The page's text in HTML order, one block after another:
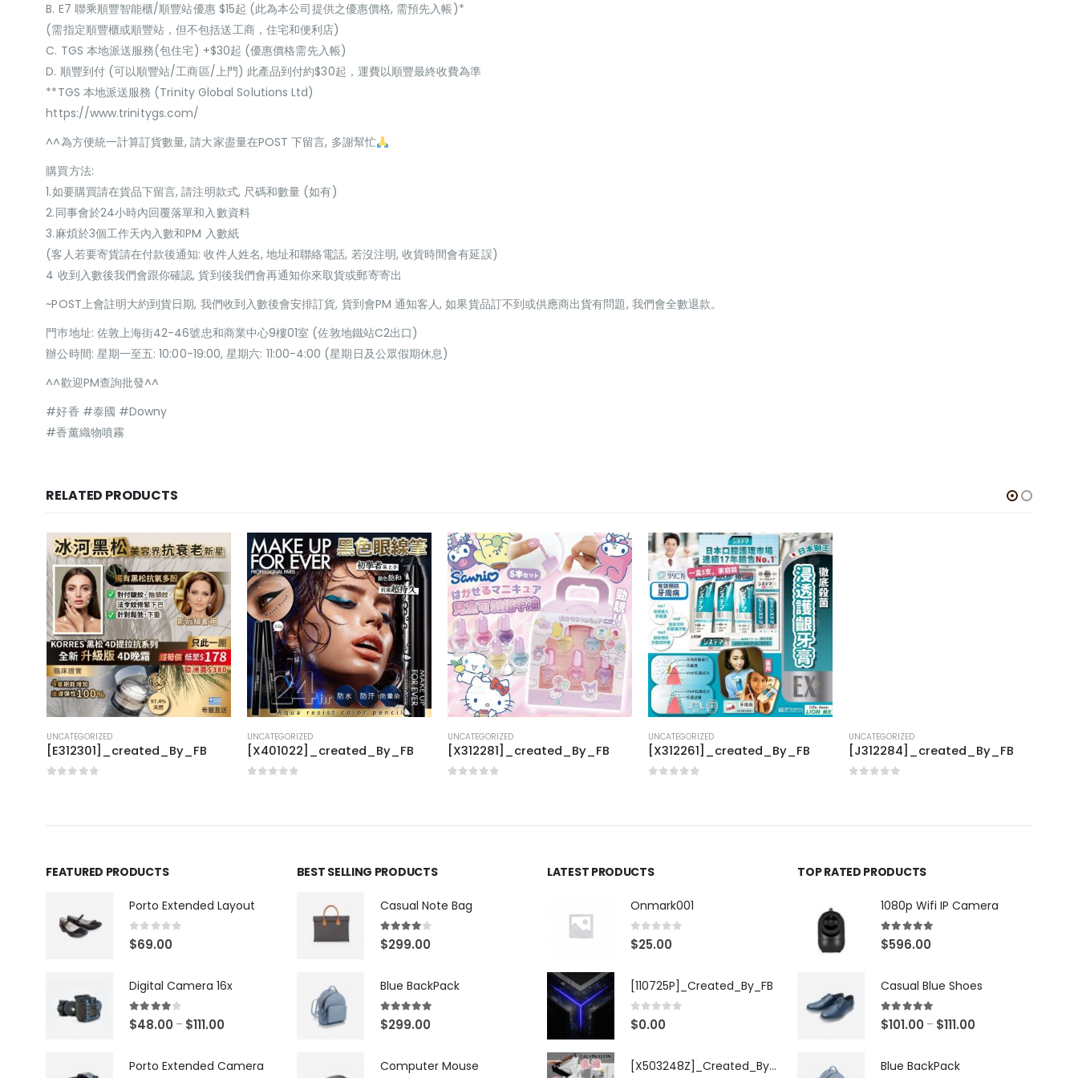
B. E7 聯乘順豐智能櫃/順豐站優惠 $15起 (此為本公司提供之優惠價格, 需預先入帳)*
(需指定順豐櫃或順豐站，但不包括送工商，住宅和便利店)
C. TGS 本地派送服務(包住宅) +$30起 (優惠價格需先入帳)
D. 順豐到付 (可以順豐站/工商區/上門) 此產品到付約$30起，運費以順豐最終收費為準
**TGS 本地派送服務 (Trinity Global Solutions Ltd)
https://www.trinitygs.com/
^^為方便統一計算訂貨數量, 請大家盡量在POST 下留言, 多謝幫忙
購買方法:
1.如要購買請在貨品下留言, 請注明款式, 尺碼和數量 (如有)
2.同事會於24小時內回覆落單和入數資料
3.麻煩於3個工作天內入數和PM 入數紙
(客人若要寄貨請在付款後通知: 收件人姓名, 地址和聯絡電話, 若沒注明, 收貨時間會有延誤)
4 收到入數後我們會跟你確認, 貨到後我們會再通知你來取貨或郵寄寄出
~POST上會註明大約到貨日期, 我們收到入數後會安排訂貨, 貨到會PM 通知客人, 如果貨品訂不到或供應商出貨有問題, 我們會全數退款。
門巿地址: 佐敦上海街42-46號忠和商業中心9樓01室 (佐敦地鐵站C2出口)
辦公時間: 星期一至五: 10:00-19:00, 星期六: 11:00-4:00 (星期日及公眾假期休息)
^^歡迎PM查詢批發^^
#好香 #泰國 #Downy
#香薰織物噴霧
RELATED PRODUCTS
UNCATEGORIZED
[E312301]_created_By_FB
UNCATEGORIZED
[X401022]_created_By_FB
UNCATEGORIZED
[X312281]_created_By_FB
UNCATEGORIZED
[X312261]_created_By_FB
UNCATEGORIZED
[J312284]_created_By_FB
FEATURED PRODUCTS
Porto Extended Layout
0 out of 5
$69.00
Digital Camera 16x
4.00 out of 5
$48.00 – $111.00
Porto Extended Camera
BEST SELLING PRODUCTS
Casual Note Bag
4.00out of 5
$299.00
Blue BackPack
5.00out of 5
$299.00
Computer Mouse
LATEST PRODUCTS
Onmark001
0 out of 5
$25.00
[110725P]_Created_By_FB
0 out of 5
$0.00
[X503248Z]_Created_By_FB
TOP RATED PRODUCTS
1080p Wifi IP Camera
5.00out of 5
$596.00
Casual Blue Shoes
5.00 out of 5
$101.00 – $111.00
Blue BackPack